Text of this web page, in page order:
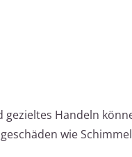
gezieltes Handeln
wie